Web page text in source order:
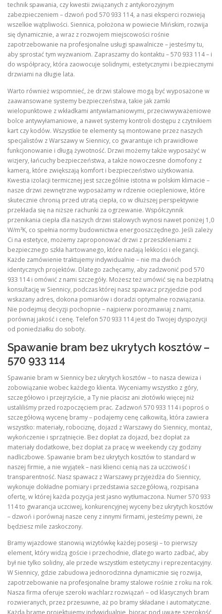
technik spawania, czy kwestii związanych z antykorozyjnym
zabezpieczeniem – dzwoń pod 570 933 114, a nasi eksperci rozwieją
wszelkie wątpliwości. Siennica, położona w powiecie Mińskim, rozwija
się dynamicznie, a wraz z rozwojem miejscowości rośnie
zapotrzebowanie na profesjonalne usługi spawalnicze – jesteśmy tu,
aby sprostać tym wyzwaniom. Zapraszamy do kontaktu – 570 933 114 – i
do współpracy, która zaowocuje solidnymi, estetycznymi i bezpiecznymi
drzwiami na długie lata.
Warto również wspomnieć, że drzwi stalowe mogą być wyposażone w
zaawansowane systemy bezpieczeństwa, takie jak zamki
wielopunktowe z wkładkami antywłamaniowymi, przeciwwyważeniowe
bolce antywyłamaniowe, a nawet systemy kontroli dostępu z czytnikiem
kart czy kodów. Wszystkie te elementy są montowane przez naszych
specjalistów z Warszawy w Siennicy, co gwarantuje ich prawidłowe
funkcjonowanie i długą żywotność. Drzwi możemy także wyposażyć w
wizjery, łańcuchy bezpieczeństwa, a także nowoczesne domofony z
kamerą, które zwiększają komfort i bezpieczeństwo użytkowania.
Kwestia izolacji termicznej jest szczególnie istotna w polskim klimacie –
nasze drzwi zewnętrzne wyposażamy w rdzenie ociepleniowe, które
skutecznie chronią przed utratą ciepła, co w dłuższej perspektywie
przekłada się na niższe rachunki za ogrzewanie. Współczynnik
przenikania ciepła dla naszych drzwi stalowych wynosi nawet poniżej 1,0
W/m²K, co spełnia normy budownictwa energooszczędnego. Jeśli zależy
Ci na estetyce, możemy zaproponować drzwi z przeszkleniami z
bezpiecznego szkła hartowanego, które nadają lekkości i elegancji.
Każde zamówienie traktujemy indywidualnie – nie ma dwóch
identycznych projektów. Dlatego zachęcamy, aby zadzwonić pod 570
933 114 i omówić z nami szczegóły. Możesz też umówić się na bezpłatną
konsultację w Siennicy, podczas której nasz spawacz przyjedzie pod
wskazany adres, dokona pomiarów i doradzi optymalne rozwiązania.
Nie podejmuj decyzji pochopnie – najpierw porozmawiaj z nami,
porównaj jakość i cenę. Telefon 570 933 114 jest do Twojej dyspozycji
od poniedziałku do soboty.
Spawanie bram bez ukrytych kosztów –
570 933 114
Spawanie bram w Siennicy bez ukrytych kosztów – to nasza dewiza i
zobowiązanie wobec każdego klienta. Wyceniamy wszystko z góry,
szczegółowo i przejrzyście, a Ty nie płacisz ani złotówki więcej niż
ustaliliśmy przed rozpoczęciem prac. Zadzwoń 570 933 114 i poproś o
szczegółową wycenę bramy – podajemy cenę całkowitą, która zawiera
wszystko: materiały, robociznę, dojazd z Warszawy do Siennicy, montaż,
wykończenie i sprzątnięcie. Bez dopłat za dojazd, bez dopłat za
materiały dodatkowe, bez dopłat za pracę w weekendy czy godziny
nadliczbowe. Spawanie bram bez ukrytych kosztów to standard w
naszej firmie, a nie wyjątek – nasi klienci cenią nas za uczciwość i
transparentność. Nasz spawacz z Warszawy przyjeżdża do Siennicy,
wykonuje dokładne pomiary i przedstawia szczegółową, rozpisana
ofertę, w której każda pozycja jest jasno wytłumaczona. Numer 570 933
114 to gwarancja uczciwej, konkurencyjnej wyceny bez ukrytych kosztów
– dzwoń i porównaj nasze ceny z innymi firmami, jesteśmy pewni, że
będziesz mile zaskoczony.
Bramy wjazdowe stanowią wizytówkę każdej posesji – to pierwszy
element, który widzą goście i przechodnie, dlatego warto zadbać, aby
był nie tylko solidny, ale przede wszystkim estetyczny i reprezentacyjny.
W Siennicy, gdzie zabudowa jednorodzinna dynamicznie się rozwija,
zapotrzebowanie na profesjonalne bramy stalowe rośnie z roku na rok.
Nasza firma oferuje szeroki wachlarz rozwiązań – od klasycznych bram
rozwieranych, przez przesuwne, aż po bramy składane i automatyczne.
Każdą bramę projektujemy indywidualnie, biorąc pod uwagę szerokość